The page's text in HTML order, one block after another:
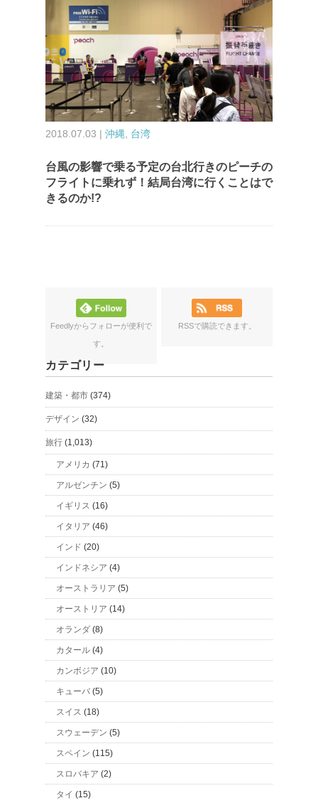
2018.07.03 | 沖縄 台湾
台風の影響で乗る予定の台北行きのピーチの
フライトに乗れず！結局台湾に行くことはで
きるのか!?
Feedlyからフォローが便利で
す。
RSSで購読できます。
カテゴリー
建築・都市 (374)
デザイン (32)
旅行 (1,013)
アメリカ (71)
アルゼンチン (5)
イギリス (16)
イタリア (46)
インド (20)
インドネシア (4)
オーストラリア (5)
オーストリア (14)
オランダ (8)
カタール (4)
カンボジア (10)
キューバ (5)
スイス (18)
スウェーデン (5)
スペイン (115)
スロバキア (2)
タイ (15)